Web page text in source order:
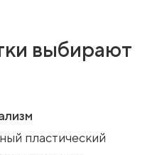
выбирают
пластический